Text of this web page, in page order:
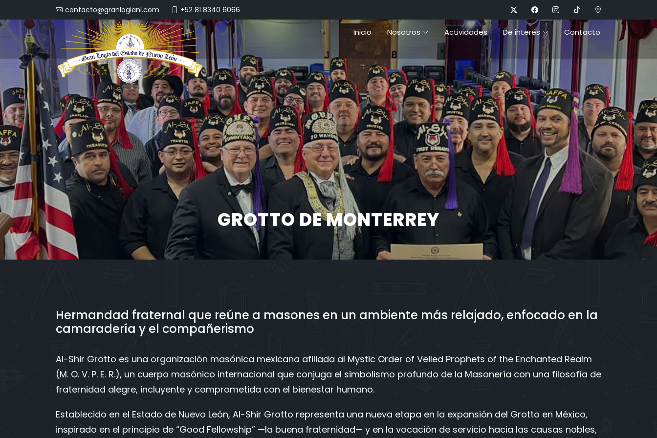
contacto@granlogianl.com +52 81 8340 6066
Inicio Nosotros Actividades De interés Contacto
GROTTO DE MONTERREY
Hermandad fraternal que reúne a masones en un ambiente más relajado, enfocado en la
camaradería y el compañerismo
Al-Shir Grotto es una organización masónica mexicana afiliada al Mystic Order of Veiled Prophets of the Enchanted Realm
(M. O. V. P. E. R.), un cuerpo masónico internacional que conjuga el simbolismo profundo de la Masonería con una filosofía de
fraternidad alegre, incluyente y comprometida con el bienestar humano.
Establecido en el Estado de Nuevo León, Al-Shir Grotto representa una nueva etapa en la expansión del Grotto en México,
inspirado en el principio de “Good Fellowship” —la buena fraternidad— y en la vocación de servicio hacia las causas nobles,